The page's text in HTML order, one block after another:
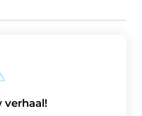
verhaal!